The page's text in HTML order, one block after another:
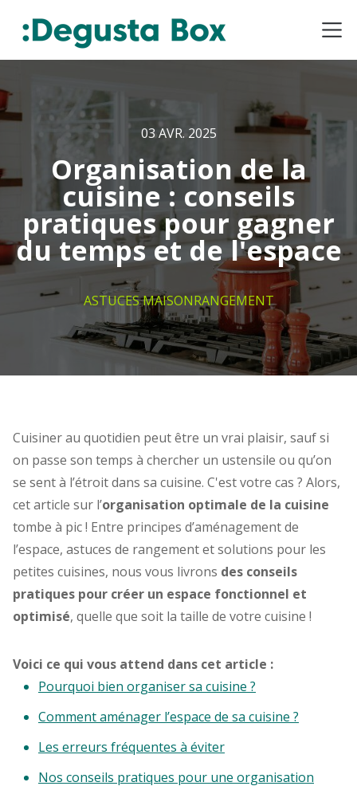
03 AVR. 2025
Organisation de la
cuisine : conseils
pratiques pour gagner
du temps et de l'espace
ASTUCES MAISONRANGEMENT
Cuisiner au quotidien peut être un vrai plaisir, sauf si
on passe son temps à chercher un ustensile ou qu’on
se sent à l’étroit dans sa cuisine. C'est votre cas ? Alors,
cet article sur l’organisation optimale de la cuisine
tombe à pic ! Entre principes d’aménagement de
l’espace, astuces de rangement et solutions pour les
petites cuisines, nous vous livrons des conseils
pratiques pour créer un espace fonctionnel et
optimisé, quelle que soit la taille de votre cuisine !
Voici ce qui vous attend dans cet article :
Pourquoi bien organiser sa cuisine ?
Comment aménager l’espace de sa cuisine ?
Les erreurs fréquentes à éviter
Nos conseils pratiques pour une organisation